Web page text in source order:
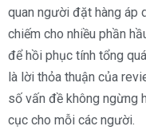
quan người đặt hàng áp
chiếm cho nhiều phần
để hồi phục tính tổng
là lời thỏa thuận của
số vấn đề không ngừng
cục cho mỗi các người.